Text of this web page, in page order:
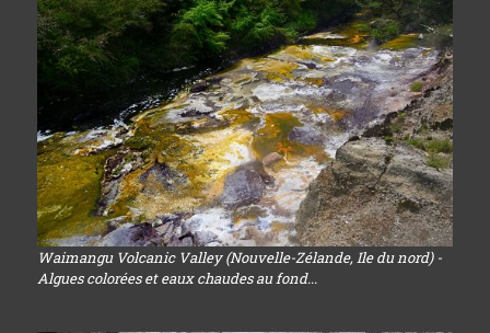
Waimangu Volcanic Valley (Nouvelle-Zélande, Ile du nord) -
Algues colorées et eaux chaudes au fond...